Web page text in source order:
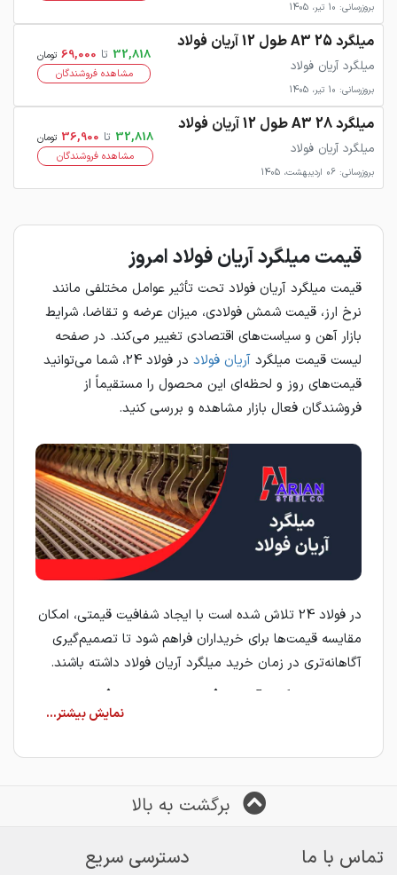
بروزرسانی: 10 تیر، 1405
میلگرد 25 A3 طول 12 آریان فولاد
میلگرد آریان فولاد
بروزرسانی: 10 تیر، 1405
32,818 تا 69,000 تومان
مشاهده فروشندگان
میلگرد 28 A3 طول 12 آریان فولاد
میلگرد آریان فولاد
بروزرسانی: 06 اردیبهشت، 1405
32,818 تا 36,900 تومان
مشاهده فروشندگان
قیمت میلگرد آریان فولاد امروز
قیمت میلگرد آریان فولاد تحت تأثیر عوامل مختلفی مانند
نرخ ارز، قیمت شمش فولادی، میزان عرضه و تقاضا، شرایط
بازار آهن و سیاست‌های اقتصادی تغییر می‌کند. در صفحه
لیست قیمت میلگرد آریان فولاد
در فولاد 24، شما می‌توانید
قیمت‌های روز و لحظه‌ای این محصول را مستقیماً از
فروشندگان فعال بازار مشاهده و بررسی کنید.
در فولاد 24 تلاش شده است با ایجاد شفافیت قیمتی، امکان
مقایسه قیمت‌ها برای خریداران فراهم شود تا تصمیم‌گیری
آگاهانه‌تری در زمان خرید میلگرد آریان فولاد داشته باشند.
اگر قصد خرید میلگرد آریان فولاد را دارید، فولاد 24 مسیر
این صورت انجام می‌شود:برگشت به بالا
تماس با ما
دسترسی سریع